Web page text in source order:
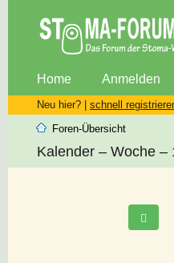
Home Anmelden
Neu hier? | schnell
Foren-Übersicht
Kalender – Woche –